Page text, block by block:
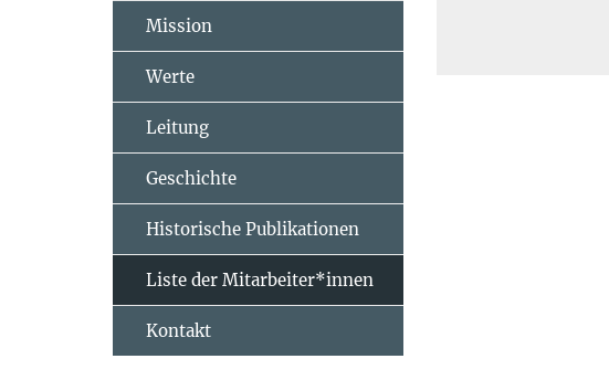
Mission
Werte
Leitung
Geschichte
Historische Publikationen
Liste der Mitarbeiter*innen
Kontakt